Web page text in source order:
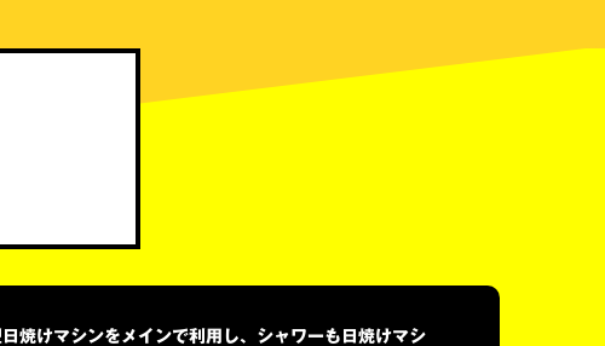
焼けマシンをメインで利用し、シャワーも日焼けマシ